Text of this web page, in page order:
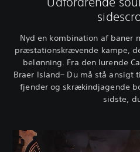
Nyd en kombination af baner
præstationskrævende kampe,
belønning. Fra den lurende
Braer Island– Du må stå
fjender og skrækindjagende
sidste,